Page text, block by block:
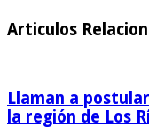
Articulos
Llaman a
la región de Los